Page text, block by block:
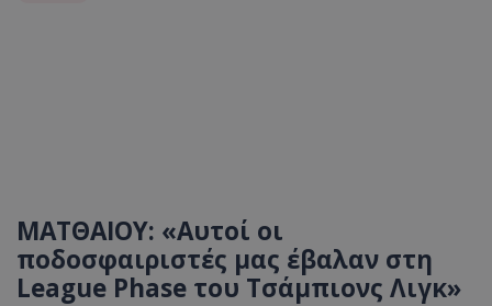
MAΤΘΑΙΟΥ: «Αυτοί οι
ποδοσφαιριστές μας έβαλαν στη
League Phase του Τσάμπιονς Λιγκ»